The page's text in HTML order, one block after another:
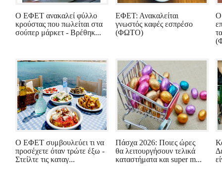
Ο ΕΦΕΤ ανακαλεί φύλλο
κρούστας που πωλείται στα
σούπερ μάρκετ - Βρέθηκ...
ΕΦΕΤ: Ανακαλείται
γνωστός καφές εσπρέσο
(ΦΩΤΟ)
Ο
Ο ΕΦΕΤ συμβουλεύει τι να
προσέχετε όταν τρώτε έξω -
Στείλτε τις καταγ...
Πάσχα 2026: Ποιες ώρες
θα λειτουργήσουν τελικά
καταστήματα και super m...